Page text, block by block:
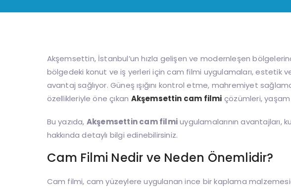
Akşemsettin, İstanbul’un hızla gelişen ve modernleşen
bölgedeki konut ve iş yerleri için cam filmi uygulamaları, estetik
avantaj sağlıyor. Güneş ışığını kontrol etme, mahremiyet
özellikleriyle öne çıkan Akşemsettin cam filmi çözümleri, yaşam
Bu yazıda, Akşemsettin cam filmiuygulamalarının avantajları,
hakkında detaylı bilgi edinebilirsiniz.
Cam Filmi Nedir ve Neden Önemlidir?
Cam filmi, cam yüzeylere uygulanan ince bir kaplama